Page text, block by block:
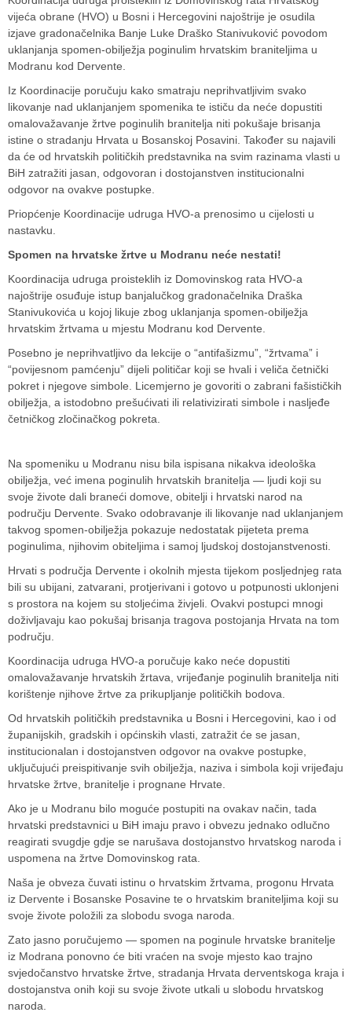
vijeća obrane (HVO) u Bosni i Hercegovini najoštrije je osudila
izjave gradonačelnika Banje Luke Draško Stanivuković povodom
uklanjanja spomen-obilježja poginulim hrvatskim braniteljima u
Modranu kod Dervente.
Iz Koordinacije poručuju kako smatraju neprihvatljivim svako
likovanje nad uklanjanjem spomenika te ističu da neće dopustiti
omalovažavanje žrtve poginulih branitelja niti pokušaje brisanja
istine o stradanju Hrvata u Bosanskoj Posavini. Također su najavili
da će od hrvatskih političkih predstavnika na svim razinama vlasti u
BiH zatražiti jasan, odgovoran i dostojanstven institucionalni
odgovor na ovakve postupke.
Priopćenje Koordinacije udruga HVO-a prenosimo u cijelosti u
nastavku.
Spomen na hrvatske žrtve u Modranu neće nestati!
Koordinacija udruga proisteklih iz Domovinskog rata HVO-a
najoštrije osuđuje istup banjalučkog gradonačelnika Draška
Stanivukovića u kojoj likuje zbog uklanjanja spomen-obilježja
hrvatskim žrtvama u mjestu Modranu kod Dervente.
Posebno je neprihvatljivo da lekcije o “antifašizmu”, “žrtvama” i
“povijesnom pamćenju” dijeli političar koji se hvali i veliča četnički
pokret i njegove simbole. Licemjerno je govoriti o zabrani fašističkih
obilježja, a istodobno prešućivati ili relativizirati simbole i nasljeđe
četničkog zločinačkog pokreta.
Na spomeniku u Modranu nisu bila ispisana nikakva ideološka
obilježja, već imena poginulih hrvatskih branitelja — ljudi koji su
svoje živote dali braneći domove, obitelji i hrvatski narod na
području Dervente. Svako odobravanje ili likovanje nad uklanjanjem
takvog spomen-obilježja pokazuje nedostatak pijeteta prema
poginulima, njihovim obiteljima i samoj ljudskoj dostojanstvenosti.
Hrvati s područja Dervente i okolnih mjesta tijekom posljednjeg rata
bili su ubijani, zatvarani, protjerivani i gotovo u potpunosti uklonjeni
s prostora na kojem su stoljećima živjeli. Ovakvi postupci mnogi
doživljavaju kao pokušaj brisanja tragova postojanja Hrvata na tom
području.
Koordinacija udruga HVO-a poručuje kako neće dopustiti
omalovažavanje hrvatskih žrtava, vrijeđanje poginulih branitelja niti
korištenje njihove žrtve za prikupljanje političkih bodova.
Od hrvatskih političkih predstavnika u Bosni i Hercegovini, kao i od
županijskih, gradskih i općinskih vlasti, zatražit će se jasan,
institucionalan i dostojanstven odgovor na ovakve postupke,
uključujući preispitivanje svih obilježja, naziva i simbola koji vrijeđaju
hrvatske žrtve, branitelje i prognane Hrvate.
Ako je u Modranu bilo moguće postupiti na ovakav način, tada
hrvatski predstavnici u BiH imaju pravo i obvezu jednako odlučno
reagirati svugdje gdje se narušava dostojanstvo hrvatskog naroda i
uspomena na žrtve Domovinskog rata.
Naša je obveza čuvati istinu o hrvatskim žrtvama, progonu Hrvata
iz Dervente i Bosanske Posavine te o hrvatskim braniteljima koji su
svoje živote položili za slobodu svoga naroda.
Zato jasno poručujemo — spomen na poginule hrvatske branitelje
iz Modrana ponovno će biti vraćen na svoje mjesto kao trajno
svjedočanstvo hrvatske žrtve, stradanja Hrvata derventskoga kraja i
dostojanstva onih koji su svoje živote utkali u slobodu hrvatskog
naroda.